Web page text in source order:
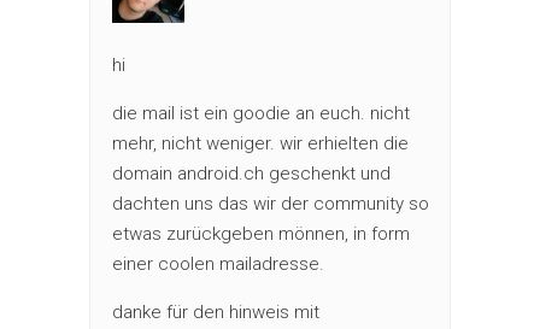
hi
die mail ist ein goodie an euch. nicht
mehr, nicht weniger. wir erhielten die
domain android.ch geschenkt und
dachten uns das wir der community so
etwas zurückgeben mönnen, in form
einer coolen mailadresse.
danke für den hinweis mit